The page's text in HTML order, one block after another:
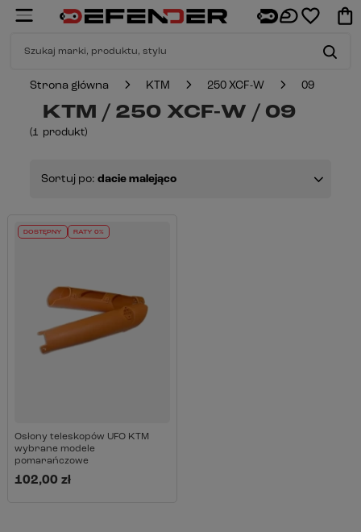
Strona główna KTM 250 XCF-W 09
KTM / 250 XCF-W / 09
(1 produkt)
Sortuj po: dacie malejąco
DOSTĘPNY RATY 0%
Osłony teleskopów UFO KTM
wybrane modele
pomarańczowe
102,00 zł